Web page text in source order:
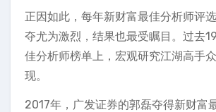
正因如此，每年新财富最佳分析师评
夺尤为激烈，结果也最受瞩目。过去
佳分析师榜单上，宏观研究江湖高手
现。
2017年，广发证券的郭磊夺得新财富